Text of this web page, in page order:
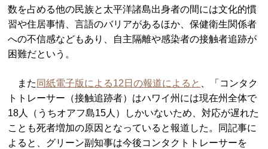
数を占める他の民族と太平洋諸島出身者の間には文化的慣
習や住居事情、言語のバリアがあるほか、保健衛生関係者
への不信感などもあり、自主隔離や感染者の接触者追跡が
困難だという。
また 同紙電子版による12日の報道によると
、「コンタク
トトレーサー（接触追跡者）はハワイ州には現在州全体で
18人（うちオアフ島15人）しかいないため、対応が遅れた
ことも死者増加の原因となっていると報道した。同記事に
よると、グリーン副知事は今後コンタクトトレーサーを